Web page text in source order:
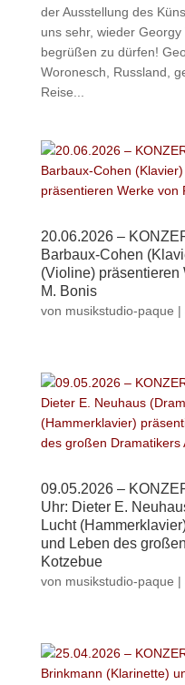
der Ausstellung des
uns sehr, wieder
begrüßen zu dürfen!
Woronesch, Russland,
Reise...
20.06.2026 –
Barbaux-Cohen
(Violine) präsentieren
M. Bonis
von musikstudio-paque |
09.05.2026 –
Uhr: Dieter E.
Lucht
und Leben des
Kotzebue
von musikstudio-paque |